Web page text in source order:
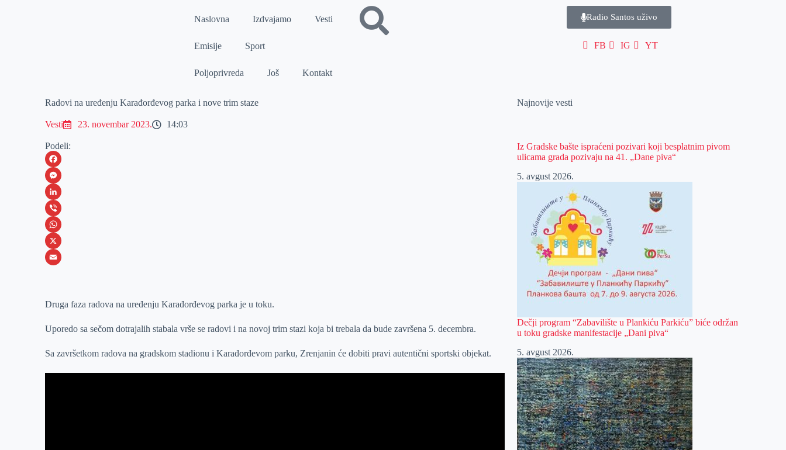
Naslovna Izdvajamo Vesti
Emisije Sport
Poljoprivreda Još Kontakt
Radio Santos uživo
FB IG YT
Radovi na uređenju Karađorđevog parka i nove trim staze
Vesti 23. novembar 2023. 14:03
Podeli:
F
a
c
e
b
o
M
e
s
s
e
e
L
i
n
k
I
V
i
b
W
h
s
p
X
a
Druga faza radova na uređenju Karađorđevog parka je u toku.
Uporedo sa sečom dotrajalih stabala vrše se radovi i na novoj trim stazi koja bi trebala da bude završena 5. decembra.
Sa završetkom radova na gradskom stadionu i Karađorđevom parku, Zrenjanin će dobiti pravi autentični sportski objekat.
Najnovije vesti
Iz Gradske bašte ispraćeni pozivari koji besplatnim pivom
ulicama grada pozivaju na 41. „Dane piva“
5. avgust 2026.
Dečji program “Zabavilište u Plankiću Parkiću” biće održan
u toku gradske manifestacije „Dani piva“
5. avgust 2026.